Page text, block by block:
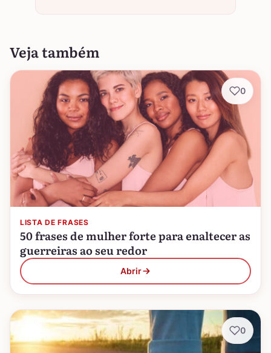
Veja também
LISTA DE FRASES
50 frases de mulher forte para enaltecer as
guerreiras ao seu redor
Abrir
0
0